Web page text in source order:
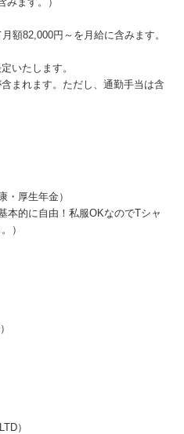
額82,000円～を月給に含みます。
いたします。
まれます。ただし、通勤手当は含
・厚生年金）
本的に自由！私服OKなのでTシャ
）
）